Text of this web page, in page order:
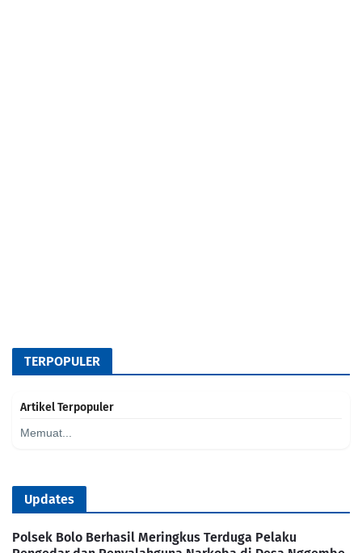
TERPOPULER
Artikel Terpopuler
Memuat...
Updates
Polsek Bolo Berhasil Meringkus Terduga Pelaku